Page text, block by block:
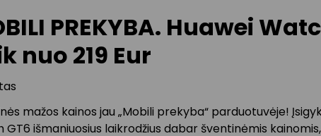
PREKYBA. Huawei
nuo 219 Eur
mažos kainos jau „Mobili prekyba“ parduotuvėje!
GT6 išmaniuosius laikrodžius dabar šventinėmis kainomis,